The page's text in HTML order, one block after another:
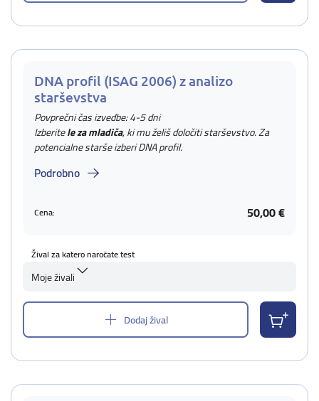
DNA profil (ISAG 2006) z analizo
starševstva
Povprečni čas izvedbe: 4-5 dni
Izberitele za mladiča, ki mu želiš določiti starševstvo. Za
potencialne starše izberi DNA profil.
Podrobno
Cena: 50,00 €
Žival za katero naročate test
Moje živali
Dodaj žival